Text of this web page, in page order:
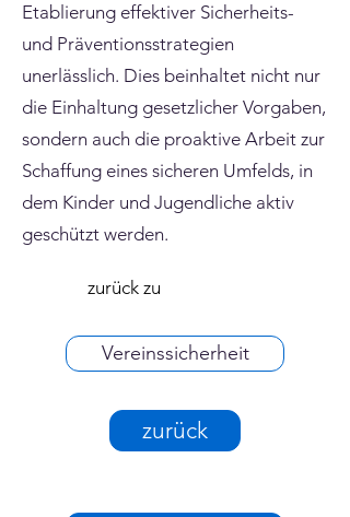
Etablierung effektiver Sicherheits-
und Präventionsstrategien
unerlässlich. Dies beinhaltet nicht nur
die Einhaltung gesetzlicher Vorgaben,
sondern auch die proaktive Arbeit zur
Schaffung eines sicheren Umfelds, in
dem Kinder und Jugendliche aktiv
geschützt werden.
zurück zu
Vereinssicherheit
zurück